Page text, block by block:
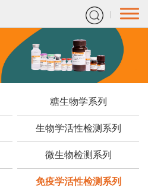
糖生物学系列
生物学活性检测系列
微生物检测系列
免疫学活性检测系列